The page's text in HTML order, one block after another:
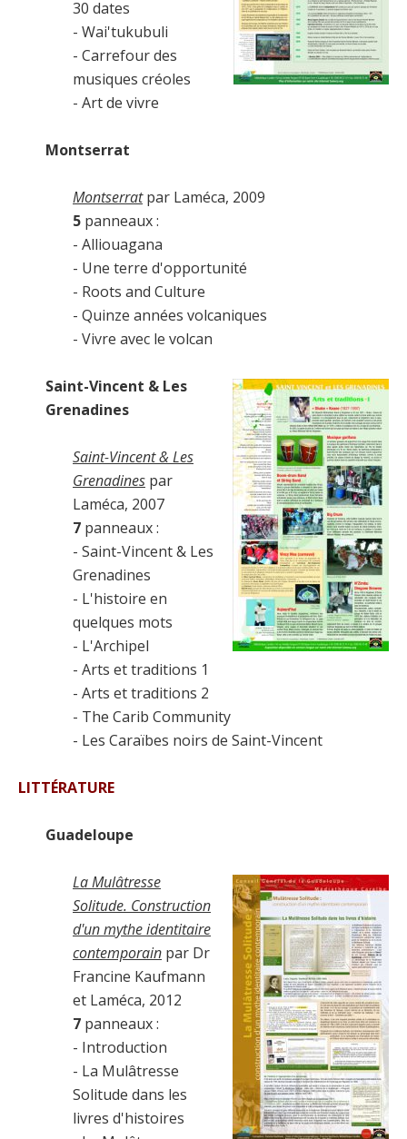
30 dates
- Wai'tukubuli
- Carrefour des
musiques créoles
- Art de vivre
Montserrat
Montserratpar Laméca, 2009
5 panneaux :
- Alliouagana
- Une terre d'opportunité
- Roots and Culture
- Quinze années volcaniques
- Vivre avec le volcan
Saint-Vincent & Les
Grenadines
Saint-Vincent & Les
Grenadines par
Laméca, 2007
7 panneaux :
- Saint-Vincent & Les
Grenadines
- L'histoire en
quelques mots
- L'Archipel
- Arts et traditions 1
- Arts et traditions 2
- The Carib Community
- Les Caraïbes noirs de Saint-Vincent
LITTÉRATURE
Guadeloupe
La Mulâtresse
Solitude. Construction
d'un mythe identitaire
contemporain par Dr
Francine Kaufmann
et Laméca, 2012
7 panneaux :
- Introduction
- La Mulâtresse
Solitude dans les
livres d'histoires